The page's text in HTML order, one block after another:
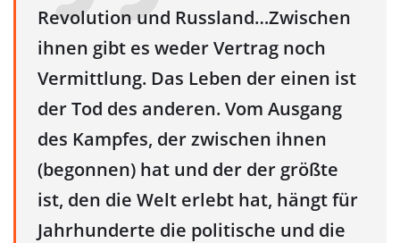
Revolution und Russland…Zwischen
ihnen gibt es weder Vertrag noch
Vermittlung. Das Leben der einen ist
der Tod des anderen. Vom Ausgang
des Kampfes, der zwischen ihnen
(begonnen) hat und der der größte
ist, den die Welt erlebt hat, hängt für
Jahrhunderte die politische und die